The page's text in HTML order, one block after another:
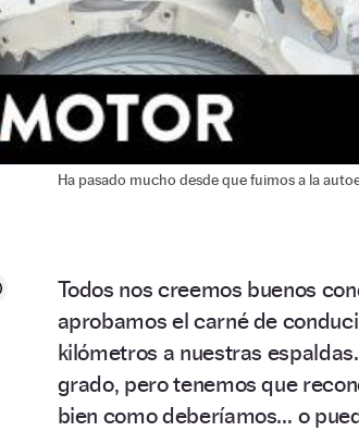
Ha pasado mucho desde que fuimos a la
Todos nos creemos buenos
aprobamos el carné de
kilómetros a nuestras
grado, pero tenemos que
bien como deberíamos… o